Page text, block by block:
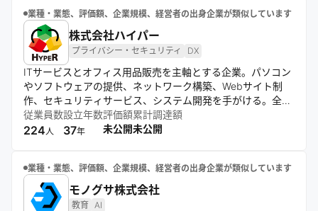
業種・業態、評価額、企業規模、経営者の出身企業が類似しています
株式会社ハイパー
プライバシー・セキュリティ DX
ITサービスとオフィス用品販売を主軸とする企業。パソコン
やソフトウェアの提供、ネットワーク構築、Webサイト制
作、セキュリティサービス、システム開発を手がける。全国
5拠点で、マルチベンダーアプローチによる最適なITソリュ
ーションを提供し、顧客企業の生産性向上とDX推進を支援
従業員数
224 人
設立年数
37年
評価額
未公開
累計調達額
未公開
業種・業態、評価額、企業規模、経営者の出身企業が類似しています
モノグサ株式会社
教育 AI